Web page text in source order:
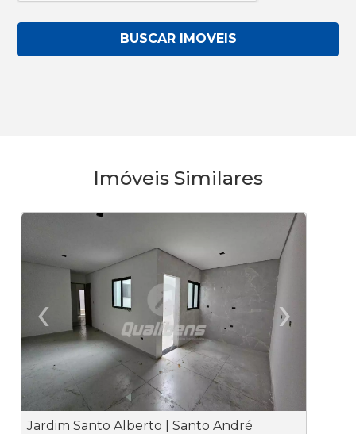
BUSCAR IMOVEIS
Imóveis Similares
‹
Previous
›
Jardim Santo Alberto | Santo André